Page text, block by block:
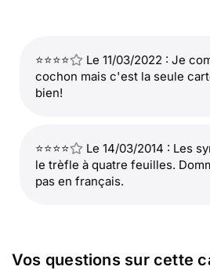
⭐⭐⭐⭐
Le 11/03/2022 : Je
cochon mais c'est la seule
bien!
⭐⭐⭐⭐
Le 14/03/2014 : Les
le trèfle à quatre feuilles.
pas en français.
Vos questions sur cette